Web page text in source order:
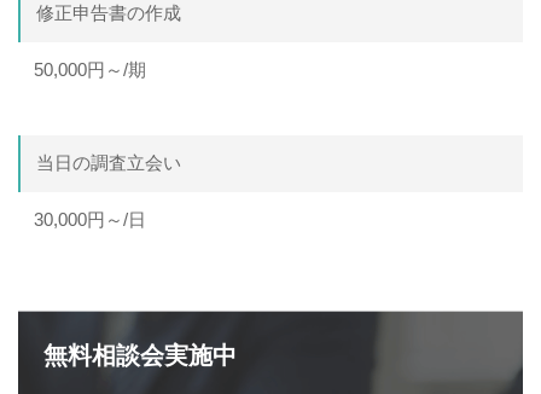
修正申告書の作成
50,000円～/期
当日の調査立会い
30,000円～/日
無料相談会実施中